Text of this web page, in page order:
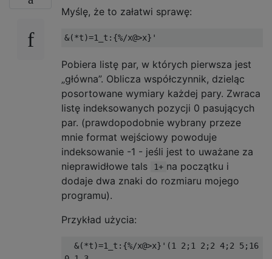
Myślę, że to załatwi sprawę:
Pobiera listę par, w których pierwsza jest
„główna”. Oblicza współczynnik, dzieląc
posortowane wymiary każdej pary. Zwraca
listę indeksowanych pozycji 0 pasujących
par. (prawdopodobnie wybrany przeze
mnie format wejściowy powoduje
indeksowanie -1 - jeśli jest to uważane za
nieprawidłowe tals
1+ na początku i
dodaje dwa znaki do rozmiaru mojego
programu).
Przykład użycia:
&(*t)=1_t:{%/x@>x}'(1 2;1 2;2 4;2 5;16